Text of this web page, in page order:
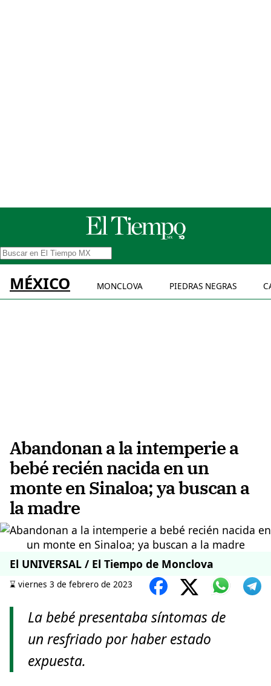
MÉXICO MONCLOVA PIEDRAS NEGRAS
Abandonan a la intemperie a
bebé recién nacida en un
monte en Sinaloa; ya buscan a
la madre
El UNIVERSAL / El Tiempo de Monclova
⌛️ viernes 3 de febrero de 2023
La bebé presentaba síntomas de
un resfriado por haber estado
expuesta.